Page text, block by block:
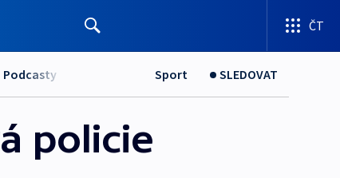
ČT
Podcasty Sport SLEDOVAT
policie